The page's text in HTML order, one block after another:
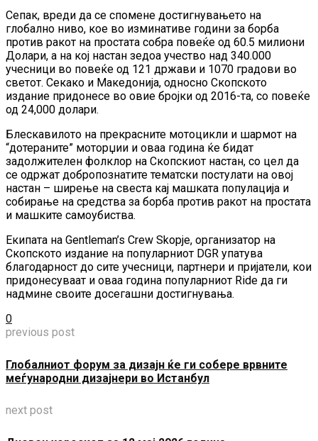
Сепак, вреди да се спомене достигнувањето на
глобално ниво, кое во изминативе години за борба
против ракот на простата собра повеќе од 60.5 милиони
Долари, а на кој настан зедоа учество над 340.000
учесници во повеќе од 121 држави и 1070 градови во
светот. Секако и Македонија, односно Скопското
издание придонесе во овие бројки од 2016-та, со повеќе
од 24,000 долари.
Блескавилото на прекрасните мотоцикли и шармот на
“дотераните” моторџии и оваа година ќе бидат
задолжителен фолклор на Скопскиот настан, со цел да
се одржат добропознатите тематски постулати на овој
настан – ширење на свеста кај машката популација и
собирање на средства за борба против ракот на простата
и машките самоубиства.
Екипата на Gentleman’s Crew Skopje, организатор на
Скопското издание на популарниот DGR упатува
благодарност до сите учесници, партнери и пријатели, кои
придонесуваат и оваа година популарниот Ride да ги
надмине своите досегашни достигнувања.
0
previous post
Глобалниот форум за дизајн ќе ги собере врвните
меѓународни дизајнери во Истанбул
next post